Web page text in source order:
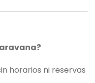
horarios ni reservas